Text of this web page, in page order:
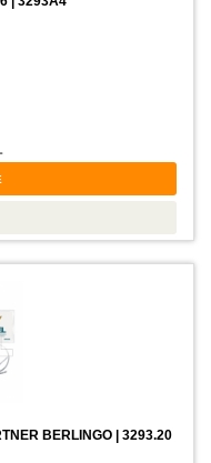
BERLINGO | 3293.20